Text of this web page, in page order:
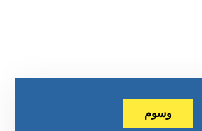
وسوم